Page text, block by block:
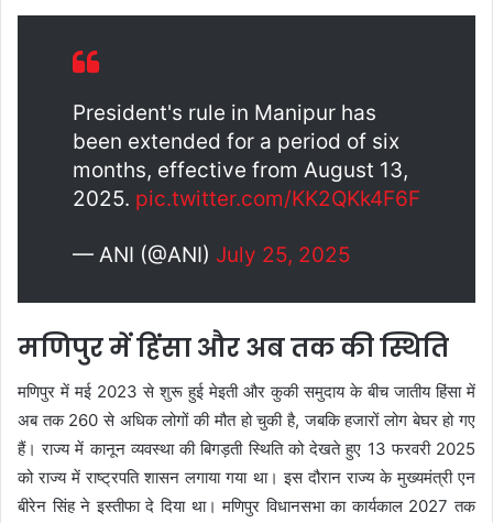
President's rule in Manipur has
been extended for a period of six
months, effective from August 13,
2025. pic.twitter.com/KK2QKk4F6F
— ANI (@ANI) July 25, 2025
मणिपुर में हिंसा और अब तक की स्थिति
मणिपुर में मई 2023 से शुरू हुई मेइती और कुकी समुदाय के बीच जातीय हिंसा में
अब तक 260 से अधिक लोगों की मौत हो चुकी है, जबकि हजारों लोग बेघर हो गए
हैं। राज्य में कानून व्यवस्था की बिगड़ती स्थिति को देखते हुए 13 फरवरी 2025
को राज्य में राष्ट्रपति शासन लगाया गया था। इस दौरान राज्य के मुख्यमंत्री एन
बीरेन सिंह ने इस्तीफा दे दिया था। मणिपुर विधानसभा का कार्यकाल 2027 तक